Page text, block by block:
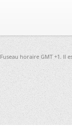
Fuseau horaire GMT +1. Il